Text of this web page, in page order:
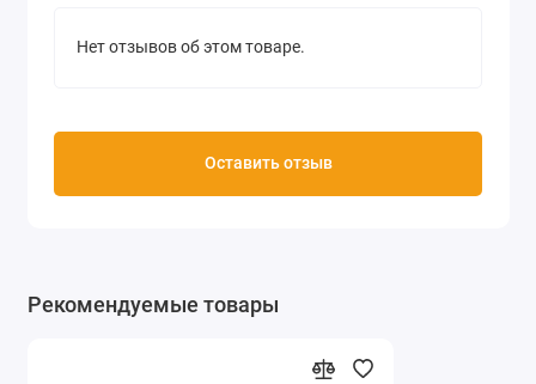
Нет отзывов об этом товаре.
Оставить отзыв
Рекомендуемые товары